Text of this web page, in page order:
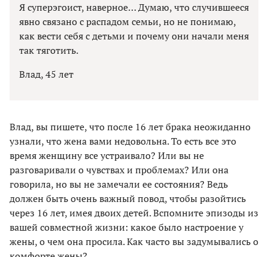
Я суперэгоист, наверное… Думаю, что случившееся
явно связано с распадом семьи, но не понимаю,
как вести себя с детьми и почему они начали меня
так тяготить.
Влад, 45 лет
Влад, вы пишете, что после 16 лет брака неожиданно
узнали, что жена вами недовольна. То есть все это
время женщину все устраивало? Или вы не
разговаривали о чувствах и проблемах? Или она
говорила, но вы не замечали ее состояния? Ведь
должен быть очень важный повод, чтобы разойтись
через 16 лет, имея двоих детей. Вспомните эпизоды из
вашей совместной жизни: какое было настроение у
жены, о чем она просила. Как часто вы задумывались о